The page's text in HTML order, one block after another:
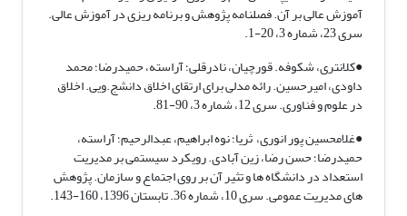
آموزش عالی بر آن. فصلنامه پژوهش و برنامه ریزی در آموزش عالی.
سری 23، شماره 3، 20-1.
●کلانتری، شکوفه. قورچیان، نادرقلی؛ آراسته، حمیدرضا؛ محمد
داودی، امیرحسین. رائه مدلی برای ارتقای اخلاق دانشج.ویی. اخلاق
در علوم و فناوری. سری 12، شماره 3، 90-81.
●غلامحسین پور انوری، ثریا؛ نوه ابراهیم، عبدالرحیم؛ آراسته،
حمیدرضا؛ حسن رضا، زین آبادی. رویکرد سیستمی بر مدیریت
استعداد در دانشگاه ها و تثیر آن بر روی اجتماع و سازمان. پژوهش
های مدیریت عمومی. سری 10، شماره 36. تابستان 1396، 160-143.